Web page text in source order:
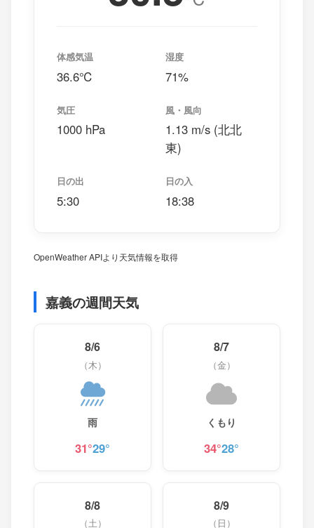
体感気温
36.6℃
湿度
71%
気圧
1000 hPa
風・風向
1.13 m/s (北北
東)
日の出
5:30
日の入
18:38
OpenWeather APIより天気情報を取得
嘉義の週間天気
8/6
（木）
雨
31°29°
8/7
（金）
くもり
34°28°
8/8
（土）
8/9
（日）